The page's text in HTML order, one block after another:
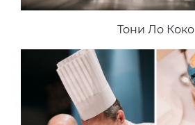
Тони Ло Коко